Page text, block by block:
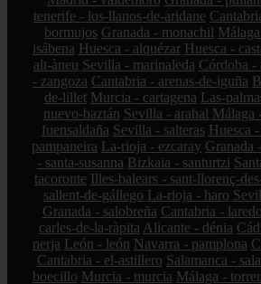
tenerife - los-llanos-de-aridane
bormujos Granada - monachil
isábena Huesca - alquézar Huesca -
alt-àneu Sevilla - marinaleda Córdoba -
- zangoza Cantabria - arenas-de-iguña
de-lillet Murcia - cartagena Las-
nuevo-baztán Sevilla - arahal Málaga
fuensaldaña Sevilla - salteras Huesca
pampaneira La-rioja - ezcaray Granada
- santa-susanna Bizkaia - santurtzi
tacoronte Illes-balears - sant-llorenç-
sallent-de-gállego La-rioja - haro
Granada - salobreña Cantabria - laredo
carles-de-la-ràpita Alicante - dénia
nerja León - león Navarra - pamplona
Cantabria - el-astillero Salamanca -
boecillo Murcia - murcia Málaga -